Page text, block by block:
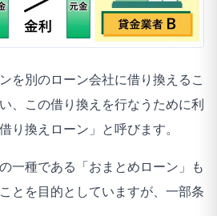
を別のローン会社に借り換えるこ
、この借り換えを行なうために利
り換えローン」と呼びます。
一種である「おまとめローン」も
とを目的としていますが、一部条